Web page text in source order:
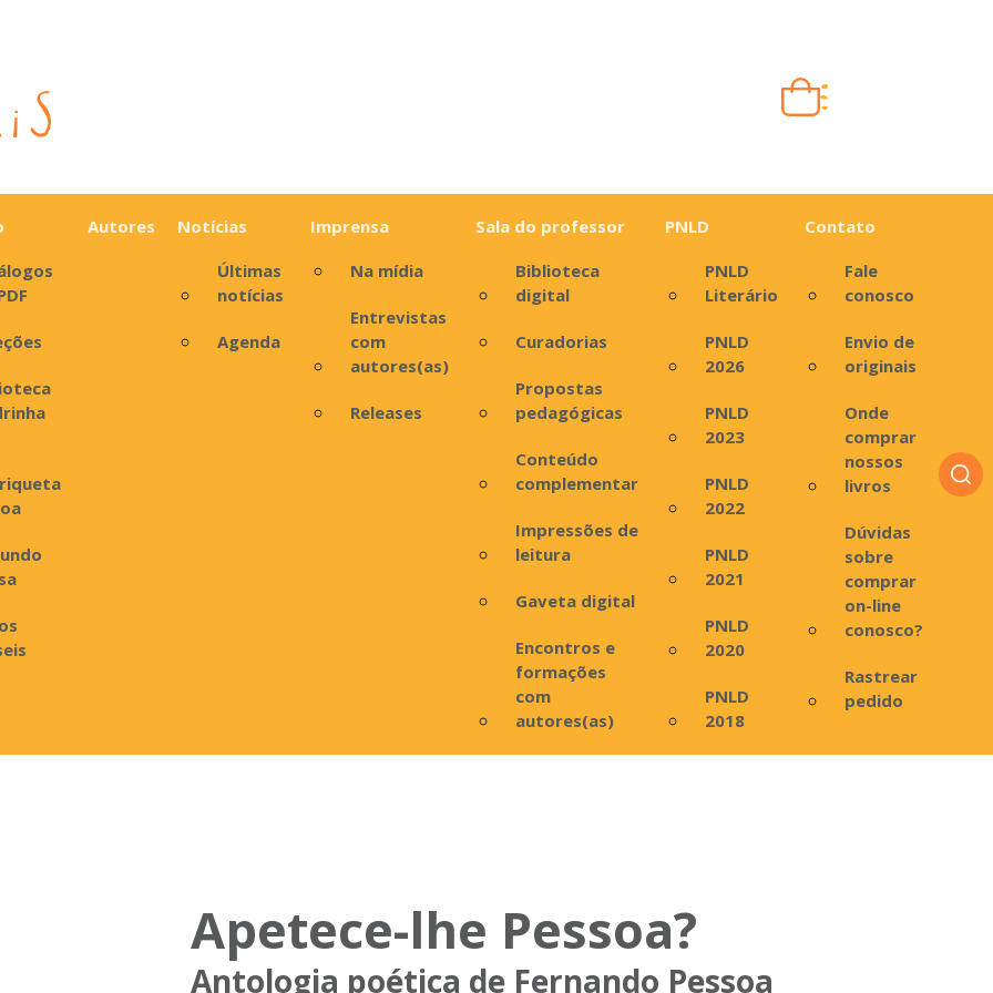
Carrinho vazio
Autores
Notícias
Últimas
notícias
Agenda
Imprensa
Na mídia
Entrevistas
com
autores(as)
Releases
Sala do professor
Biblioteca
digital
Curadorias
Propostas
pedagógicas
Conteúdo
complementar
Impressões de
leitura
Gaveta digital
Encontros e
formações
com
autores(as)
PNLD
PNLD
Literário
PNLD
2026
PNLD
2023
PNLD
2022
PNLD
2021
PNLD
2020
PNLD
2018
Contato
Fale
conosco
Envio de
originais
Onde
comprar
nossos
livros
Dúvidas
sobre
comprar
on-line
conosco?
Rastrear
pedido
Apetece-lhe Pessoa?
Antologia poética de Fernando Pessoa